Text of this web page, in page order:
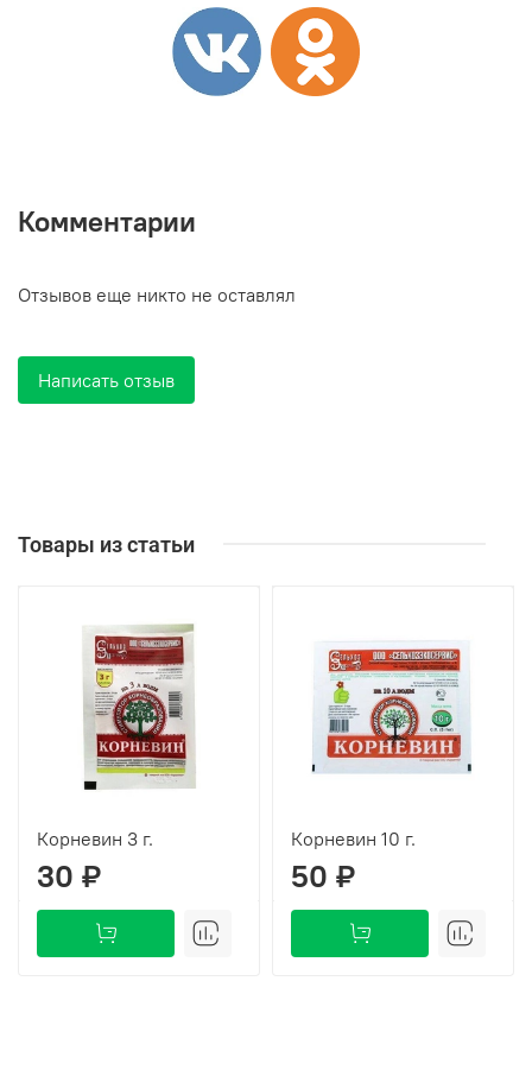
Комментарии
Отзывов еще никто не оставлял
Написать отзыв
Товары из статьи
Корневин 3 г.
30 ₽
Корневин 10 г.
50 ₽